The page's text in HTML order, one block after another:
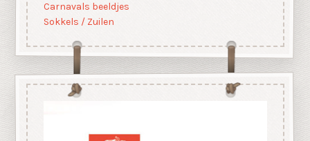
Carnavals beeldjes
Sokkels / Zuilen